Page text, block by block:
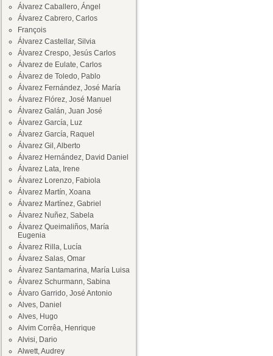
Álvarez Caballero, Ángel
Álvarez Cabrero, Carlos
François
Álvarez Castellar, Silvia
Álvarez Crespo, Jesús Carlos
Álvarez de Eulate, Carlos
Álvarez de Toledo, Pablo
Álvarez Fernández, José María
Álvarez Flórez, José Manuel
Álvarez Galán, Juan José
Álvarez García, Luz
Álvarez García, Raquel
Álvarez Gil, Alberto
Álvarez Hernández, David Daniel
Álvarez Lata, Irene
Álvarez Lorenzo, Fabiola
Álvarez Martín, Xoana
Álvarez Martínez, Gabriel
Álvarez Nuñez, Sabela
Álvarez Queimaliños, María
Eugenia
Álvarez Rilla, Lucía
Álvarez Salas, Omar
Álvarez Santamarina, María Luisa
Álvarez Schurmann, Sabina
Álvaro Garrido, José Antonio
Alves, Daniel
Alves, Hugo
Alvim Corrêa, Henrique
Alvisi, Dario
Alwett, Audrey